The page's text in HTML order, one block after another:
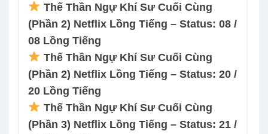
Thế Thần Ngự Khí Sư Cuối Cùng
(Phần 2) Netflix Lồng Tiếng – Status: 08 /
08 Lồng Tiếng
Thế Thần Ngự Khí Sư Cuối Cùng
(Phần 2) Netflix Lồng Tiếng – Status: 20 /
20 Lồng Tiếng
Thế Thần Ngự Khí Sư Cuối Cùng
(Phần 3) Netflix Lồng Tiếng – Status: 21 /